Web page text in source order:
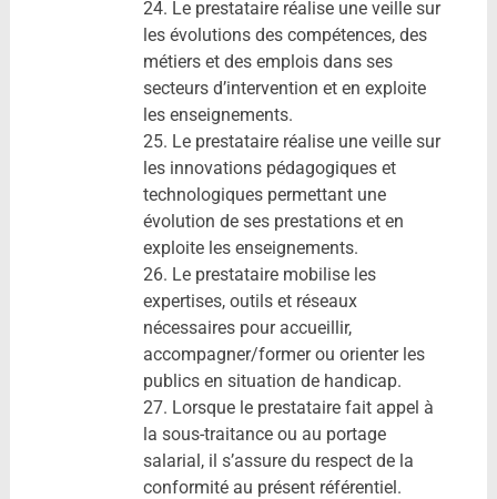
24. Le prestataire réalise une veille sur
les évolutions des compétences, des
métiers et des emplois dans ses
secteurs d’intervention et en exploite
les enseignements.
25. Le prestataire réalise une veille sur
les innovations pédagogiques et
technologiques permettant une
évolution de ses prestations et en
exploite les enseignements.
26. Le prestataire mobilise les
expertises, outils et réseaux
nécessaires pour accueillir,
accompagner/former ou orienter les
publics en situation de handicap.
27. Lorsque le prestataire fait appel à
la sous-traitance ou au portage
salarial, il s’assure du respect de la
conformité au présent référentiel.